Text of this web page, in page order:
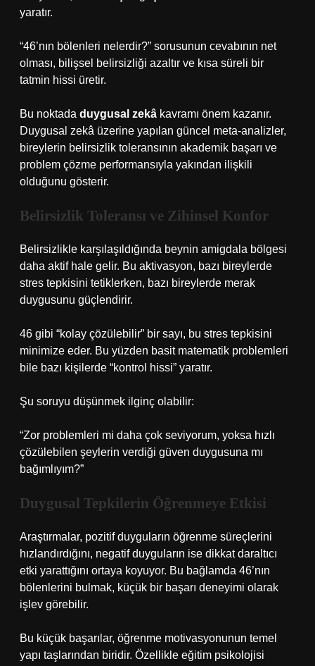
yaratır.
“46’nın bölenleri nelerdir?” sorusunun cevabının net
olması, bilişsel belirsizliği azaltır ve kısa süreli bir
tatmin hissi üretir.
Bu noktada duygusal zekâ kavramı önem kazanır.
Duygusal zekâ üzerine yapılan güncel meta-analizler,
bireylerin belirsizlik toleransının akademik başarı ve
problem çözme performansıyla yakından ilişkili
olduğunu gösterir.
Belirsizlik Toleransı ve Zihinsel Konfor
Belirsizlikle karşılaşıldığında beynin amigdala bölgesi
daha aktif hale gelir. Bu aktivasyon, bazı bireylerde
stres tepkisini tetiklerken, bazı bireylerde merak
duygusunu güçlendirir.
46 gibi “kolay çözülebilir” bir sayı, bu stres tepkisini
minimize eder. Bu yüzden basit matematik problemleri
bile bazı kişilerde “kontrol hissi” yaratır.
Şu soruyu düşünmek ilginç olabilir:
“Zor problemleri mi daha çok seviyorum, yoksa hızlı
çözülebilen şeylerin verdiği güven duygusuna mı
bağımlıyım?”
Duygusal Tepkilerin Öğrenmeye Etkisi
Araştırmalar, pozitif duyguların öğrenme süreçlerini
hızlandırdığını, negatif duyguların ise dikkat daraltıcı
etki yarattığını ortaya koyuyor. Bu bağlamda 46’nın
bölenlerini bulmak, küçük bir başarı deneyimi olarak
işlev görebilir.
Bu küçük başarılar, öğrenme motivasyonunun temel
yapı taşlarından biridir. Özellikle eğitim psikolojisi